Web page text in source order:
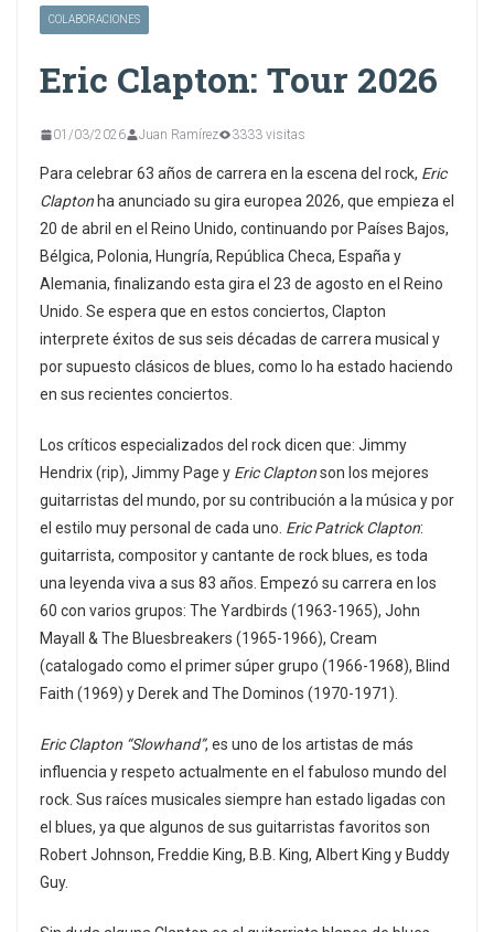
COLABORACIONES
Eric Clapton: Tour 2026
01/03/2026 Juan Ramírez 3333 visitas
Para celebrar 63 años de carrera en la escena del rock, Eric
Clapton ha anunciado su gira europea 2026, que empieza el
20 de abril en el Reino Unido, continuando por Países Bajos,
Bélgica, Polonia, Hungría, República Checa, España y
Alemania, finalizando esta gira el 23 de agosto en el Reino
Unido. Se espera que en estos conciertos, Clapton
interprete éxitos de sus seis décadas de carrera musical y
por supuesto clásicos de blues, como lo ha estado haciendo
en sus recientes conciertos.
Los críticos especializados del rock dicen que: Jimmy
Hendrix (rip), Jimmy Page y Eric Claptonson los mejores
guitarristas del mundo, por su contribución a la música y por
el estilo muy personal de cada uno. Eric Patrick Clapton:
guitarrista, compositor y cantante de rock blues, es toda
una leyenda viva a sus 83 años. Empezó su carrera en los
60 con varios grupos: The Yardbirds (1963-1965), John
Mayall & The Bluesbreakers (1965-1966), Cream
(catalogado como el primer súper grupo (1966-1968), Blind
Faith (1969) y Derek and The Dominos (1970-1971).
Eric Clapton “Slowhand”, es uno de los artistas de más
influencia y respeto actualmente en el fabuloso mundo del
rock. Sus raíces musicales siempre han estado ligadas con
el blues, ya que algunos de sus guitarristas favoritos son
Robert Johnson, Freddie King, B.B. King, Albert King y Buddy
Guy.